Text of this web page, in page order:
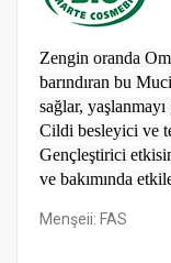
Zengin oranda
barındıran bu
sağlar,
Cildi besleyici ve
Gençleştirici
ve bakımında
Menşeii: FAS